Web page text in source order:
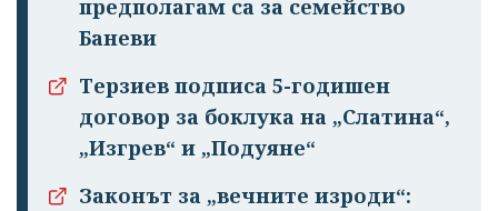
предполагам са за семейство
Баневи
Терзиев подписа 5-годишен
договор за боклука на „Слатина“,
„Изгрев“ и „Подуяне“
Законът за „вечните изроди“: